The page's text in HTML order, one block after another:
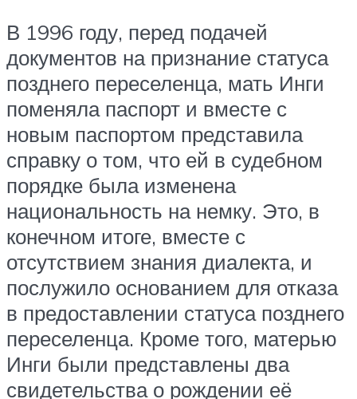
В 1996 году, перед подачей
документов на признание статуса
позднего переселенца, мать Инги
поменяла паспорт и вместе с
новым паспортом представила
справку о том, что ей в судебном
порядке была изменена
национальность на немку. Это, в
конечном итоге, вместе с
отсутствием знания диалекта, и
послужило основанием для отказа
в предоставлении статуса позднего
переселенца. Кроме того, матерью
Инги были представлены два
свидетельства о рождении её